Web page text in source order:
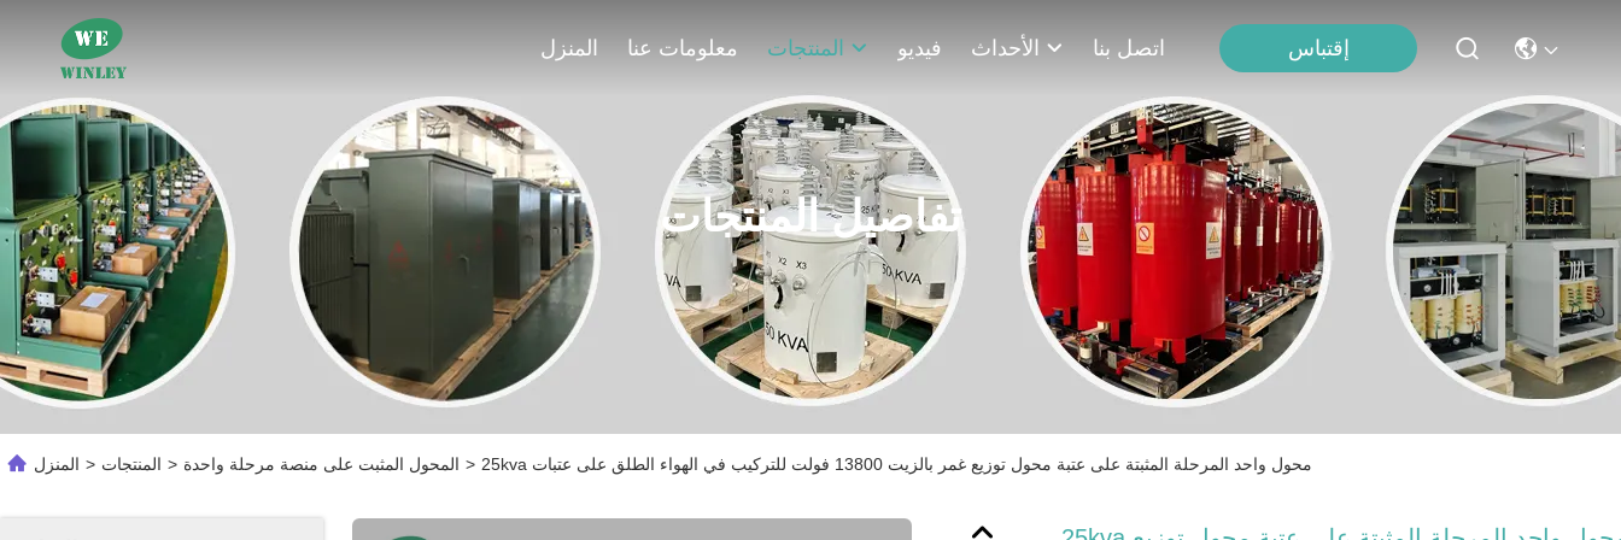
المنزل معلومات عنا المنتجات فيديو الأحداث اتصل بنا إقتباس
تفاصيل المنتجات
المنزل > المنتجات > المحول المثبت على منصة مرحلة واحدة > 25kva محول واحد المرحلة المثبتة على عتبة محول توزيع غمر بالزيت 13800 فولت للتركيب في الهواء الطلق على عتبات